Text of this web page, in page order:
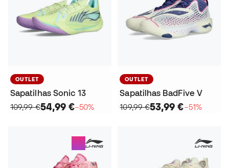
OUTLET
Sapatilhas Sonic 13
109,99 €54,99 €−50%
OUTLET
Sapatilhas BadFive V
109,99 €53,99 €−51%